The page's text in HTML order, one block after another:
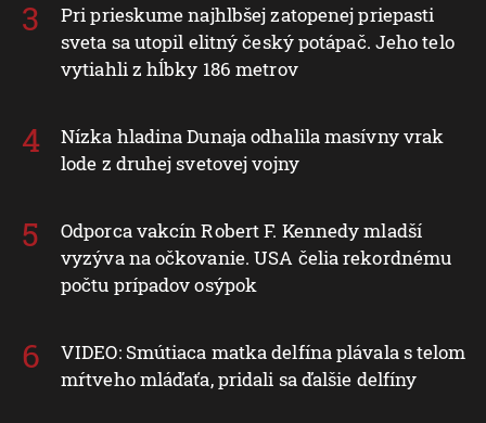
Pri prieskume najhlbšej zatopenej priepasti
sveta sa utopil elitný český potápač. Jeho telo
vytiahli z hĺbky 186 metrov
Nízka hladina Dunaja odhalila masívny vrak
lode z druhej svetovej vojny
Odporca vakcín Robert F. Kennedy mladší
vyzýva na očkovanie. USA čelia rekordnému
počtu prípadov osýpok
VIDEO: Smútiaca matka delfína plávala s telom
mŕtveho mláďaťa, pridali sa ďalšie delfíny